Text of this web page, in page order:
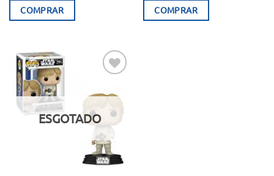
COMPRAR COMPRAR
aos meus
desejos
ESGOTADO